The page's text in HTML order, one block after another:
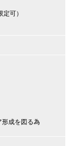
可）
成を図る為